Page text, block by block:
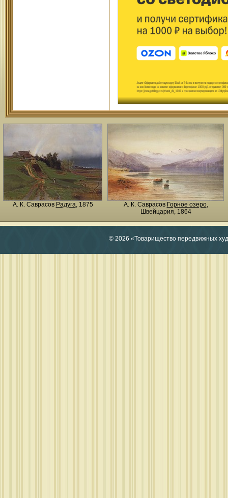
А. К. Саврасов Радуга, 1875 А. К. Саврасов Горное озеро,
Швейцария, 1864
© 2026 «Товарищество передвижных